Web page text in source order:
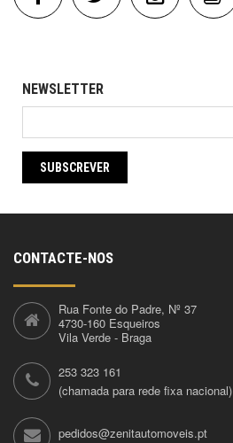
NEWSLETTER
SUBSCREVER
CONTACTE-NOS
Rua Fonte do Padre, Nº 37
4730-160 Esqueiros
Vila Verde - Braga
253 323 161
(chamada para rede fixa nacional)
pedidos@zenitautomoveis.pt